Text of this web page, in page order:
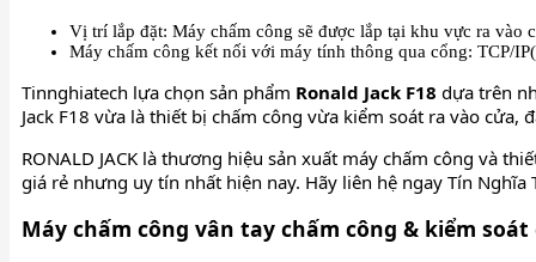
Vị trí lắp đặt: Máy chấm công sẽ được lắp tại khu vực ra
Máy chấm công kết nối với máy tính thông qua cổng: TCP/
Tinnghiatech lựa chọn sản phẩm Ronald Jack F18 dựa trên
Jack F18 vừa là thiết bị chấm công vừa kiểm soát ra vào
RONALD JACK là thương hiệu sản xuất máy chấm công và
giá rẻ nhưng uy tín nhất hiện nay. Hãy liên hệ ngay Tín
Máy chấm công vân tay chấm công & kiểm soát